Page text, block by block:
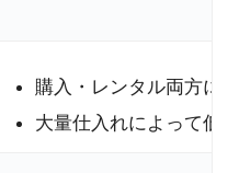
購入・レンタル両方に
大量仕入れによって低